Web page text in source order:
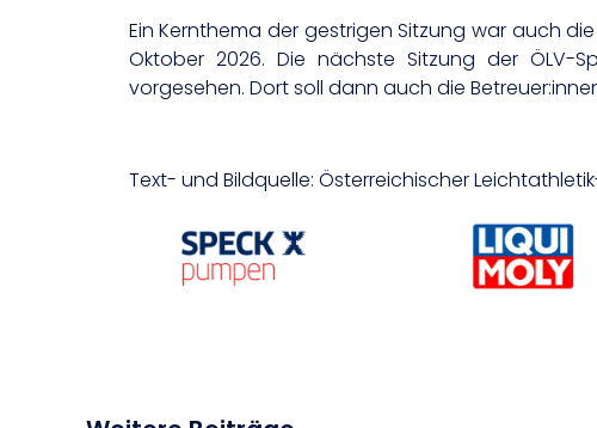
Ein Kernthema der gestrigen Sitzung war auch
Oktober 2026. Die nächste Sitzung der ÖLV-
vorgesehen. Dort soll dann auch die
Text- und Bildquelle: Österreichischer